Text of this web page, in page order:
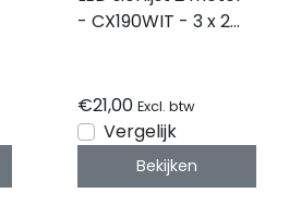
- CX190WIT - 3 x 2
€21,00 Excl. btw
Vergelijk
Bekijken